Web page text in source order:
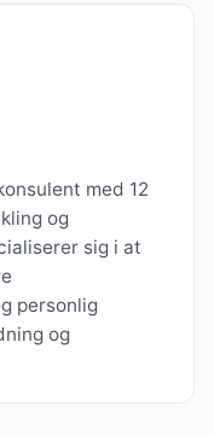
med 12
og
sig i at
personlig
og